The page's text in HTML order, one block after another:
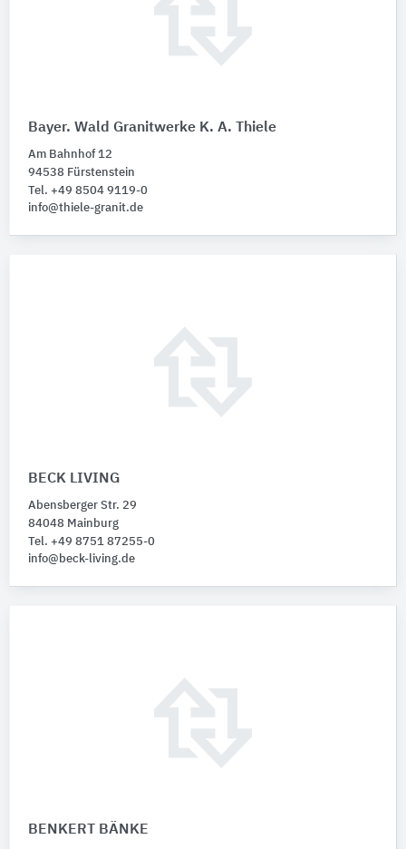
Bayer. Wald Granitwerke K. A. Thiele
Am Bahnhof 12
94538 Fürstenstein
Tel. +49 8504 9119-0
info@thiele-granit.de
BECK LIVING
Abensberger Str. 29
84048 Mainburg
Tel. +49 8751 87255-0
info@beck-living.de
BENKERT BÄNKE